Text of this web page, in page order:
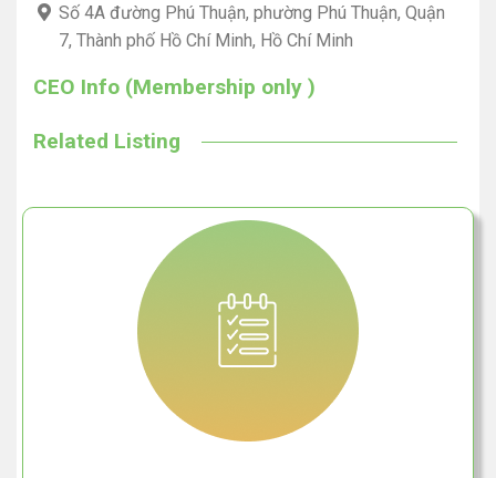
Số 4A đường Phú Thuận, phường Phú Thuận, Quận
7, Thành phố Hồ Chí Minh, Hồ Chí Minh
CEO Info (Membership only )
Related Listing